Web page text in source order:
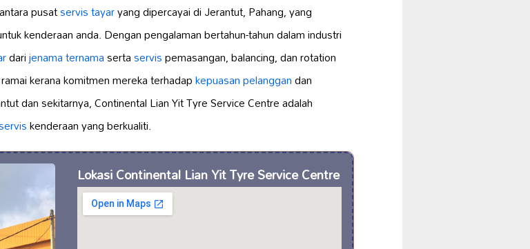
pusatservis tayaryang dipercayai di Jerantut, Pahang, yang
kenderaan anda. Dengan pengalaman bertahun-tahun dalam industri
darijenama ternamasertaservispemasangan, balancing, dan rotation
kerana komitmen mereka terhadapkepuasan pelanggandan
dan sekitarnya, Continental Lian Yit Tyre Service Centre adalah
kenderaan yang berkualiti.
Lokasi Continental Lian Yit Tyre Service Centre